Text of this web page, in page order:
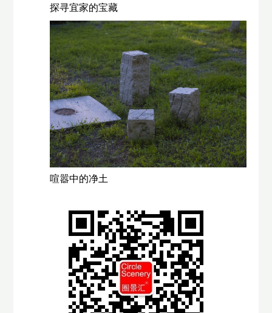
探寻宜家的宝藏
喧嚣中的净土